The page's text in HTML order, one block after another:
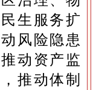
生服务扩
风险隐患
动资产监
推动体制